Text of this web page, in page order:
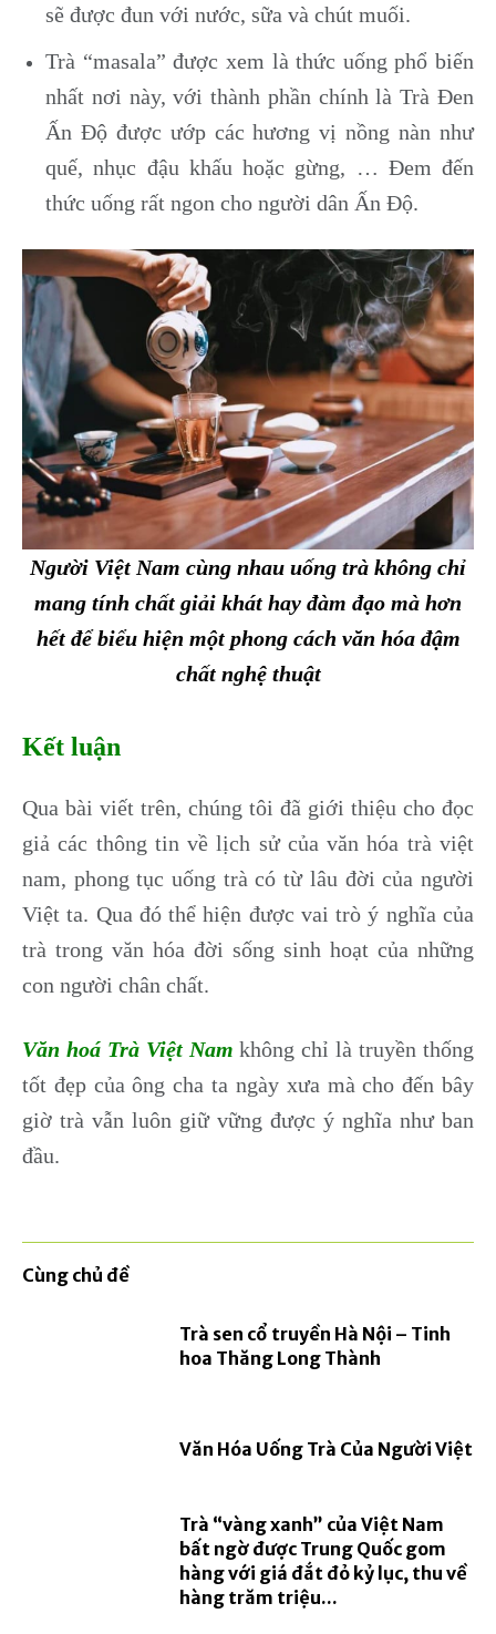
sẽ được đun với nước, sữa và chút muối.
Trà “masala” được xem là thức uống phổ biến
nhất nơi này, với thành phần chính là Trà Đen
Ấn Độ được ướp các hương vị nồng nàn như
quế, nhục đậu khấu hoặc gừng, … Đem đến
thức uống rất ngon cho người dân Ấn Độ.
Người Việt Nam cùng nhau uống trà không chỉ
mang tính chất giải khát hay đàm đạo mà hơn
hết để biểu hiện một phong cách văn hóa đậm
chất nghệ thuật
Kết luận
Qua bài viết trên, chúng tôi đã giới thiệu cho đọc
giả các thông tin về lịch sử của văn hóa trà việt
nam, phong tục uống trà có từ lâu đời của người
Việt ta. Qua đó thể hiện được vai trò ý nghĩa của
trà trong văn hóa đời sống sinh hoạt của những
con người chân chất.
Văn hoá Trà Việt Nam không chỉ là truyền thống
tốt đẹp của ông cha ta ngày xưa mà cho đến bây
giờ trà vẫn luôn giữ vững được ý nghĩa như ban
đầu.
Cùng chủ đề
Trà sen cổ truyền Hà Nội – Tinh
hoa Thăng Long Thành
Văn Hóa Uống Trà Của Người Việt
Trà “vàng xanh” của Việt Nam
bất ngờ được Trung Quốc gom
hàng với giá đắt đỏ kỷ lục, thu về
hàng trăm triệu...